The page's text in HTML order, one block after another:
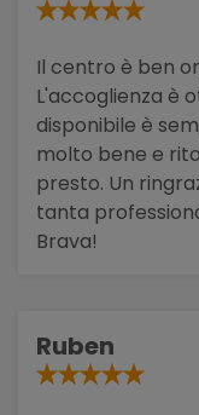
Il centro è ben
L'accoglienza è
disponibile è
molto bene e
presto. Un
tanta
Brava!
Ruben